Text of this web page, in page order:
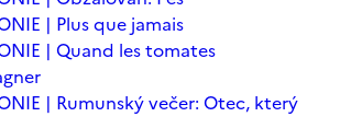
| Plus que jamais
| Quand les tomates
| Rumunský večer: Otec, který